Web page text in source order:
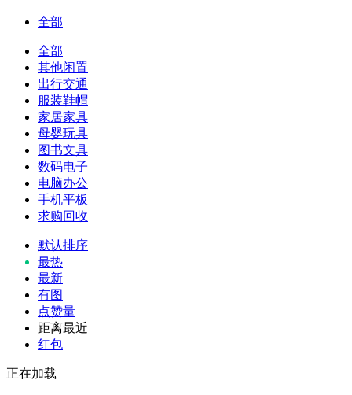
全部
全部
其他闲置
出行交通
服装鞋帽
家居家具
母婴玩具
图书文具
数码电子
电脑办公
手机平板
求购回收
默认排序
最热
最新
有图
点赞量
距离最近
红包
正在加载